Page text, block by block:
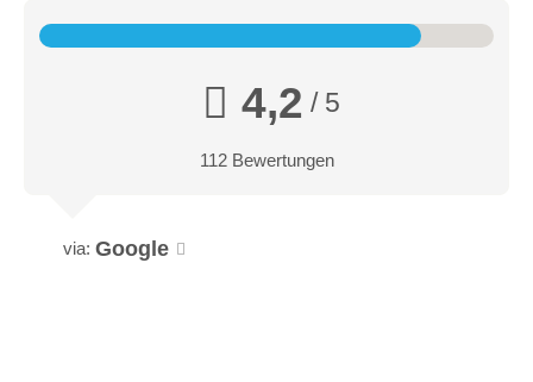
4,2 / 5
112 Bewertungen
via: Google